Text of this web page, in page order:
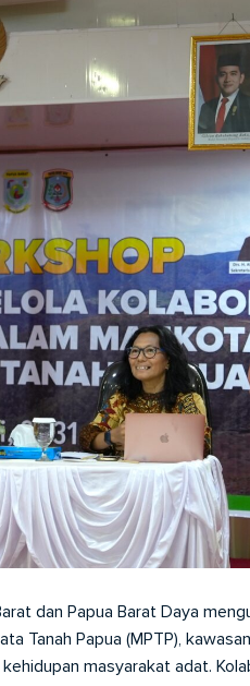
dan Papua Barat Daya
Tanah Papua (MPTP),
masyarakat adat.